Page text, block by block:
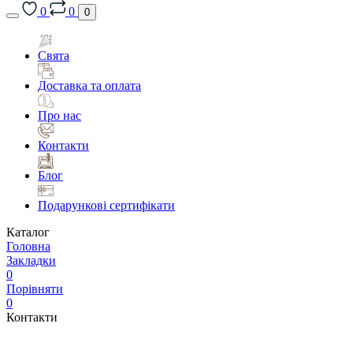
0
0 0
Свята
Доставка та оплата
Про нас
Контакти
Блог
Подарункові сертифікати
Каталог
Головна
Закладки
0
Порівняти
0
Контакти